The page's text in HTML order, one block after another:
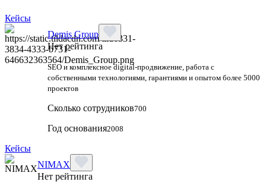
Кейсы
Demis Group
Нет рейтинга
SEO и комплексное digital-продвижение, работа с
собственными технологиями, гарантиями и опытом более 5000
проектов
Сколько сотрудников700
Год основания2008
Кейсы
NIMAX
Нет рейтинга